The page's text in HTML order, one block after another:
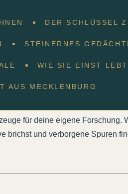
DER SCHLÜSSEL
STEINERNES
WIE SIE EINST
AUS MECKLENBURG
zur
für deine eigene Forschung.
brichst und verborgene Spuren